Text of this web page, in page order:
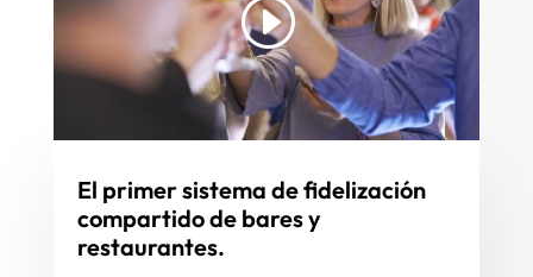
El primer sistema de fidelización
compartido de bares y
restaurantes.